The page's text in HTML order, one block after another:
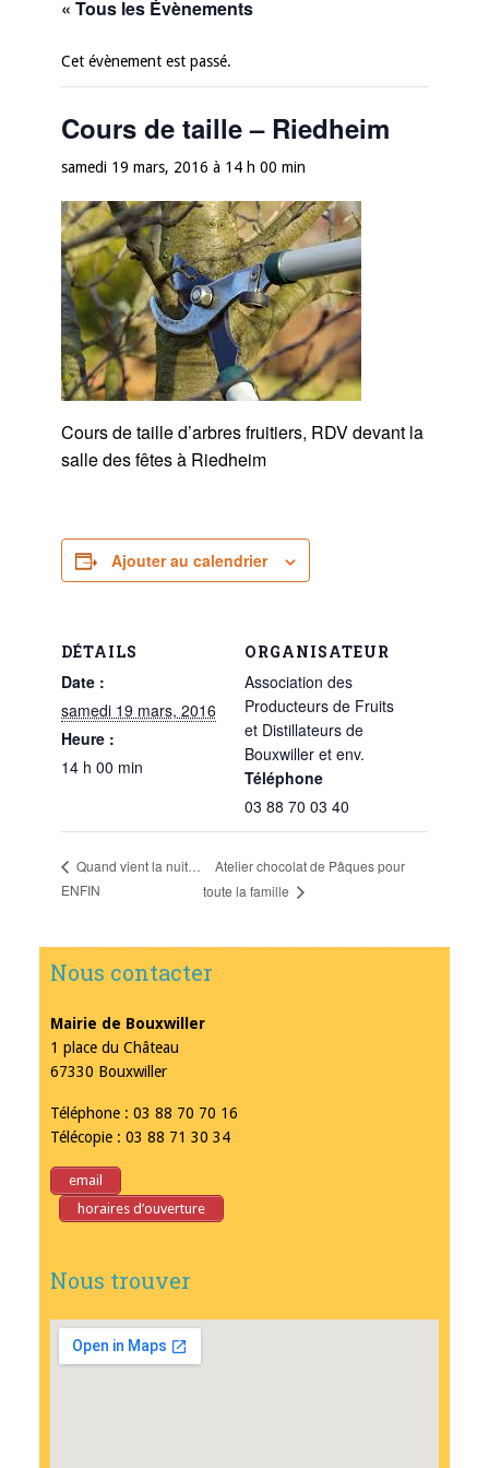
« Tous les Évènements
Cet évènement est passé.
Cours de taille – Riedheim
samedi 19 mars, 2016 à 14 h 00 min
Cours de taille d’arbres fruitiers, RDV devant la
salle des fêtes à Riedheim
Ajouter au calendrier
DÉTAILS
Date :
samedi 19 mars, 2016
Heure :
14 h 00 min
ORGANISATEUR
Association des
Producteurs de Fruits
et Distillateurs de
Bouxwiller et env.
Téléphone
03 88 70 03 40
Quand vient la nuit…
ENFIN
Atelier chocolat de Pâques pour
toute la famille
Nous contacter
Mairie de Bouxwiller
1 place du Château
67330 Bouxwiller
Téléphone : 03 88 70 70 16
Télécopie : 03 88 71 30 34
email
horaires d’ouverture
Nous trouver